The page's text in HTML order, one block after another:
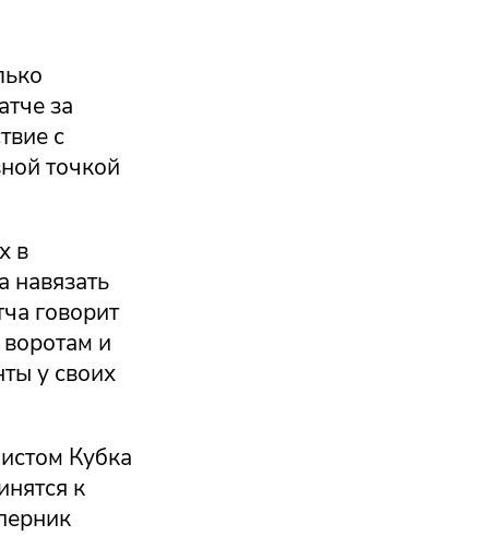
за
с
точкой
в
говорит
и
у своих
Кубка
к